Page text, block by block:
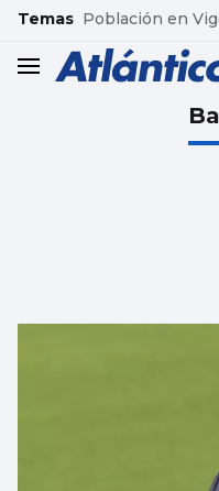
common.go-to-content
Temas Población en
header.menu.open